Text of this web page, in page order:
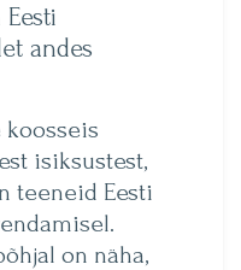
Eesti
andes
isiksustest,
teeneid Eesti
on näha,